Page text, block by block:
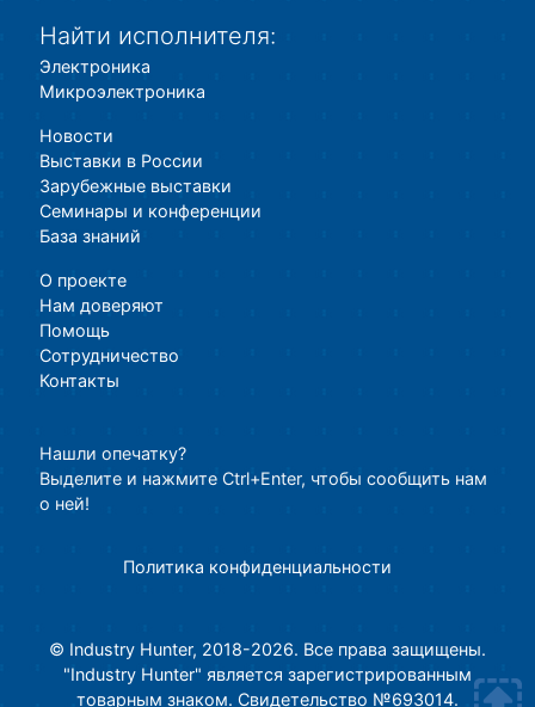
Найти исполнителя:
Электроника
Микроэлектроника
Новости
Выставки в России
Зарубежные выставки
Семинары и конференции
База знаний
О проекте
Нам доверяют
Помощь
Сотрудничество
Контакты
Нашли опечатку?
Выделите и нажмите Ctrl+Enter, чтобы сообщить нам
о ней!
Политика конфиденциальности
© Industry Hunter, 2018-2026. Все права защищены.
"Industry Hunter" является зарегистрированным
товарным знаком. Свидетельство №693014.